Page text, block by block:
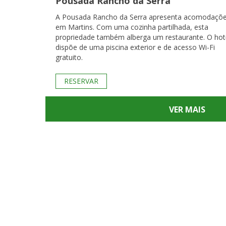
A Pousada Rancho da Serra apresenta
em Martins. Com uma cozinha partilhada, esta
propriedade também alberga um restaurante. O
dispõe de uma piscina exterior e de acesso Wi-Fi
gratuito.
RESERVAR
VER MAIS